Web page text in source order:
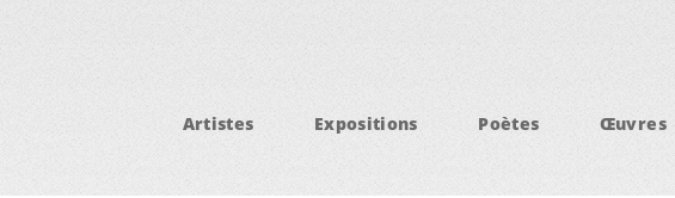
Artistes Expositions Poètes Œuvres